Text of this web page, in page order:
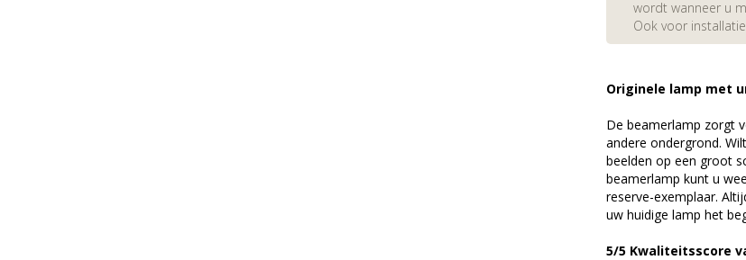
wordt wanneer u
Ook voor
Originele lamp met
De beamerlamp zorgt
andere ondergrond.
beelden op een groot
beamerlamp kunt u
reserve-exemplaar.
uw huidige lamp het
5/5 Kwaliteitsscore